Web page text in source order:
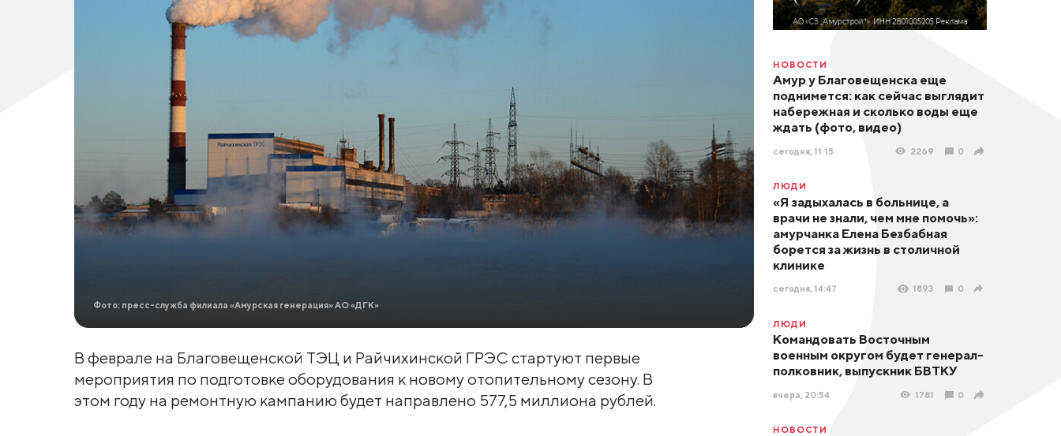
Фото: пресс-служба филиала «Амурская генерация» АО «ДГК»
В феврале на Благовещенской ТЭЦ и Райчихинской ГРЭС стартуют первые
мероприятия по подготовке оборудования к новому отопительному сезону. В
этом году на ремонтную кампанию будет направлено 577,5 миллиона рублей.
НОВОСТИ
Амур у Благовещенска еще
поднимется: как сейчас выглядит
набережная и сколько воды еще
ждать (фото, видео)
сегодня, 11:15 2269 0
ЛЮДИ
«Я задыхалась в больнице, а
врачи не знали, чем мне помочь»:
амурчанка Елена Безбабная
борется за жизнь в столичной
клинике
сегодня, 14:47 1893 0
ЛЮДИ
Командовать Восточным
военным округом будет генерал-
полковник, выпускник БВТКУ
вчера, 20:54 1781 0
НОВОСТИ